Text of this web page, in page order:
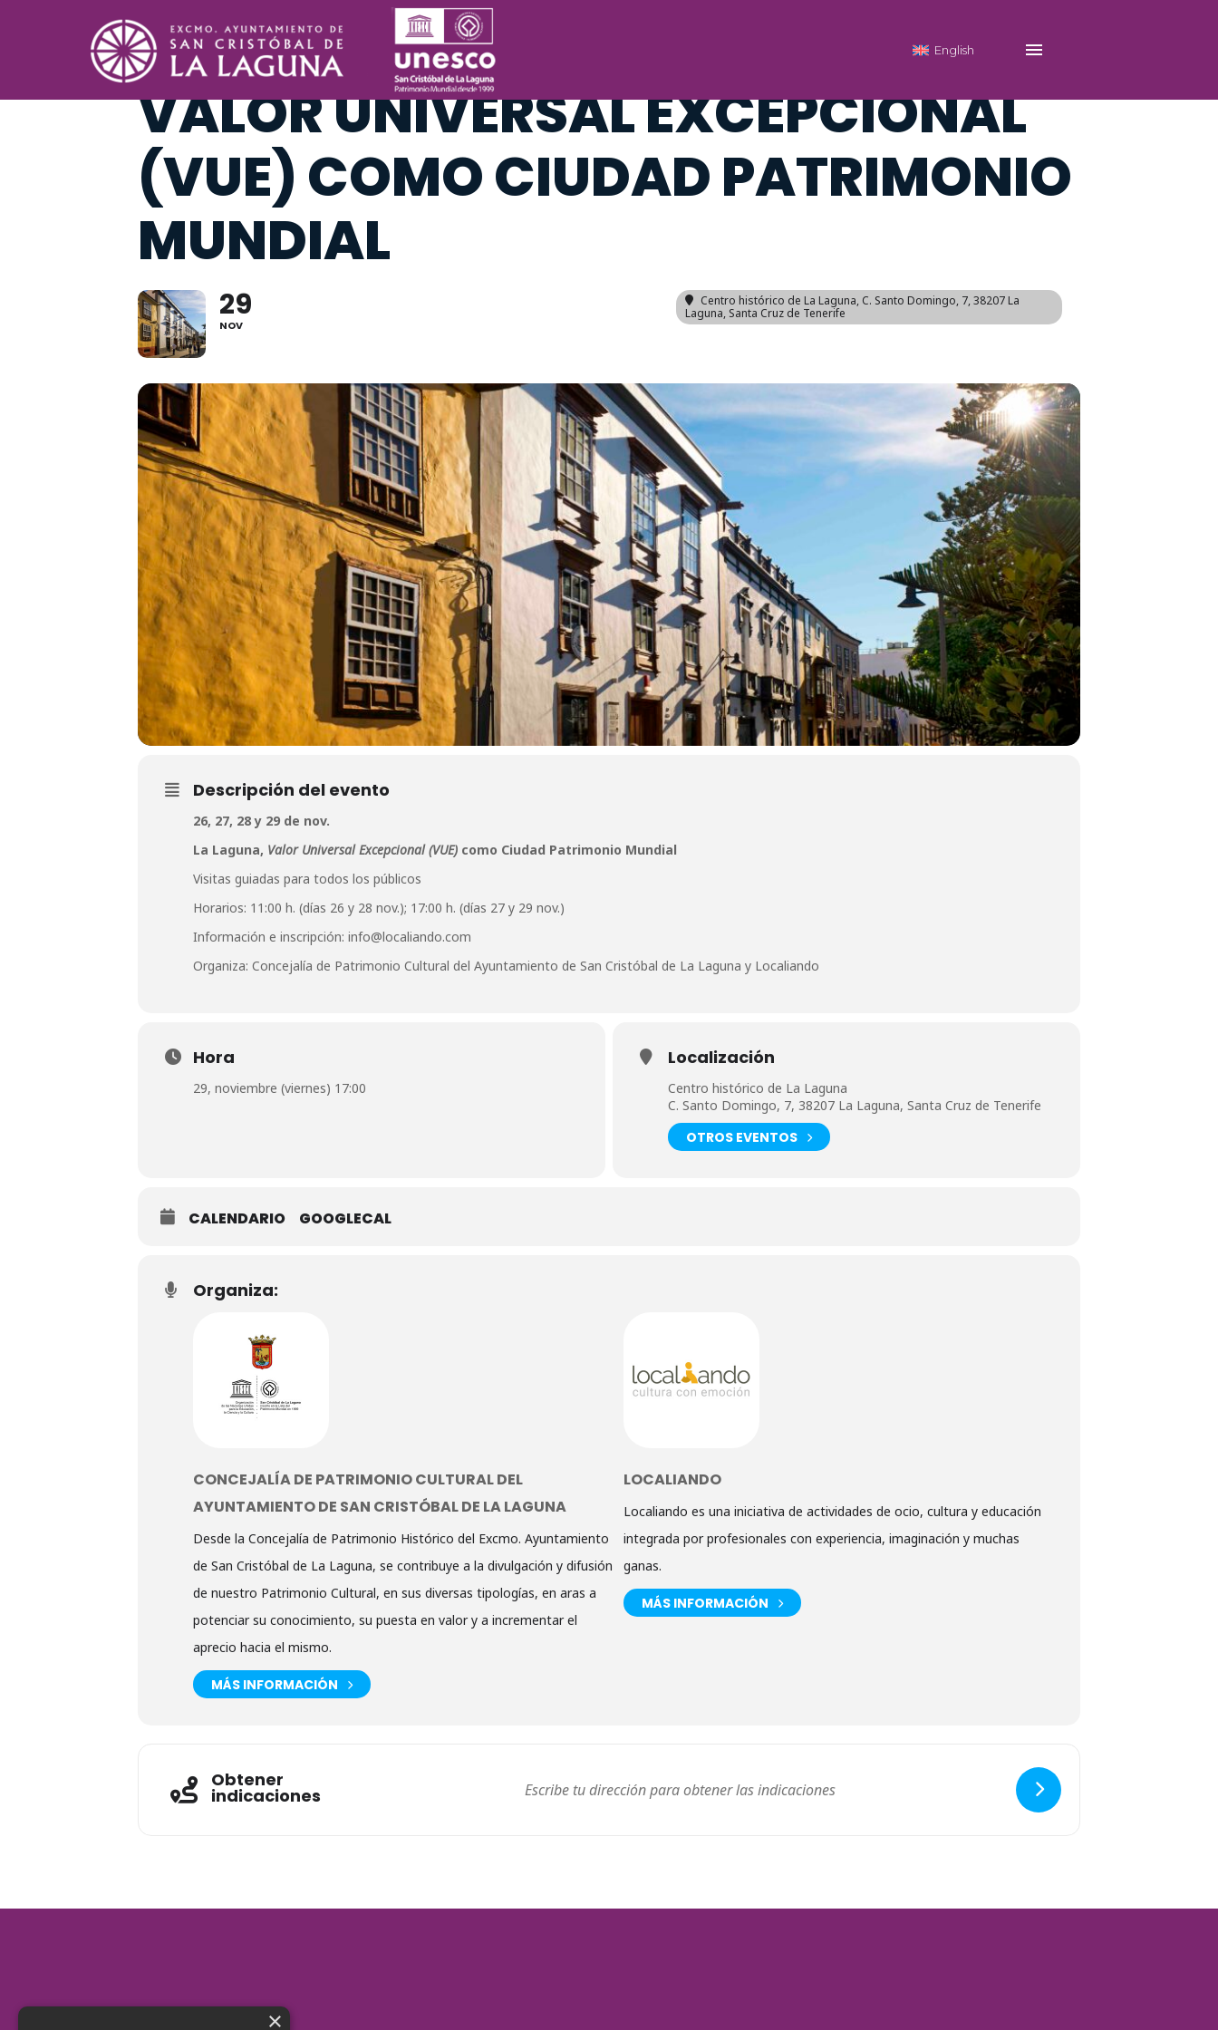
English
VISITA GUIADA: LA LAGUNA,
VALOR UNIVERSAL EXCEPCIONAL
(VUE) COMO CIUDAD PATRIMONIO
MUNDIAL
29
NOV
Centro histórico de La Laguna, C. Santo Domingo, 7, 38207 La
Laguna, Santa Cruz de Tenerife
Descripción del evento
26, 27, 28 y 29 de nov.
La Laguna, Valor Universal Excepcional (VUE) como Ciudad Patrimonio Mundial
Visitas guiadas para todos los públicos
Horarios: 11:00 h. (días 26 y 28 nov.); 17:00 h. (días 27 y 29 nov.)
Información e inscripción: info@localiando.com
Organiza: Concejalía de Patrimonio Cultural del Ayuntamiento de San Cristóbal de La Laguna y Localiando
Hora
29, noviembre (viernes) 17:00
Localización
Centro histórico de La Laguna
C. Santo Domingo, 7, 38207 La Laguna, Santa Cruz de Tenerife
OTROS EVENTOS
CALENDARIO GOOGLECAL
Organiza:
CONCEJALÍA DE PATRIMONIO CULTURAL DEL
AYUNTAMIENTO DE SAN CRISTÓBAL DE LA LAGUNA
Desde la Concejalía de Patrimonio Histórico del Excmo. Ayuntamiento
de San Cristóbal de La Laguna, se contribuye a la divulgación y difusión
de nuestro Patrimonio Cultural, en sus diversas tipologías, en aras a
potenciar su conocimiento, su puesta en valor y a incrementar el
aprecio hacia el mismo.
MÁS INFORMACIÓN
LOCALIANDO
Localiando es una iniciativa de actividades de ocio, cultura y educación
integrada por profesionales con experiencia, imaginación y muchas
ganas.
MÁS INFORMACIÓN
Obtener
indicaciones
×